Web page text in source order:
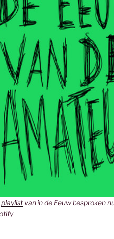
playlistvan in de Eeuw besproken